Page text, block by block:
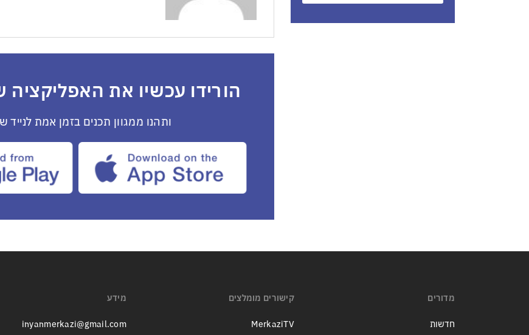
הורידו עכשיו את האפליקציה
ותהנו ממגוון תכנים בזמן אמת לנייד
מדורים
חדשות
קישורים מומלצים
MerkaziTV
מידע
inyanmerkazi@gmail.com